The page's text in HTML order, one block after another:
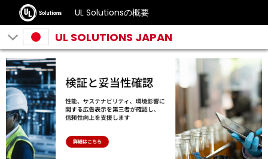
UL Solutionsの概要
UL SOLUTIONS JAPAN